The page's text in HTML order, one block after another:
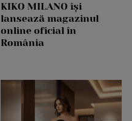
KIKO MILANO își
lansează magazinul
online oficial în
România